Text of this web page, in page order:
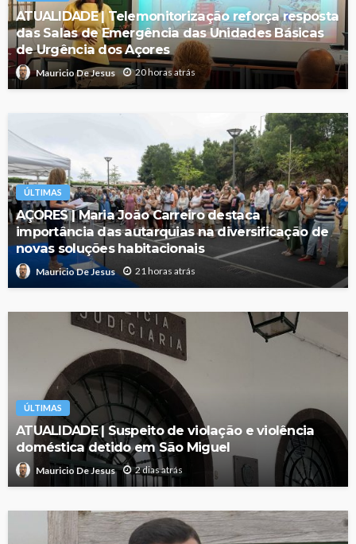
ATUALIDADE | Telemonitorização reforça resposta
das Salas de Emergência das Unidades Básicas
de Urgência dos Açores
Mauricio De Jesus 20 horas atrás
ÚLTIMAS
AÇORES | Maria João Carreiro destaca
importância das autarquias na diversificação de
novas soluções habitacionais
Mauricio De Jesus 21 horas atrás
ÚLTIMAS
ATUALIDADE | Suspeito de violação e violência
doméstica detido em São Miguel
Mauricio De Jesus 2 dias atrás